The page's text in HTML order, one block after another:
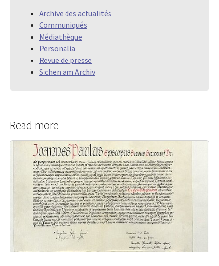
Archive des actualités
Communiqués
Médiathèque
Personalia
Revue de presse
Sichen am Archiv
Read more